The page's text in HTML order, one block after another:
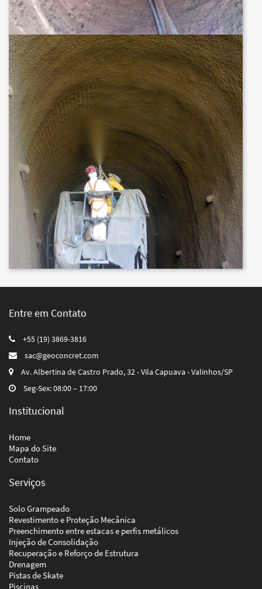
Entre em Contato
+55 (19) 3869-3816
sac@geoconcret.com
Av. Albertina de Castro Prado, 32 - Vila Capuava - Valinhos/SP
Seg-Sex: 08:00 – 17:00
Institucional
Home
Mapa do Site
Contato
Serviços
Solo Grampeado
Revestimento e Proteção Mecânica
Preenchimento entre estacas e perfis metálicos
Injeção de Consolidação
Recuperação e Reforço de Estrutura
Drenagem
Pistas de Skate
Piscinas